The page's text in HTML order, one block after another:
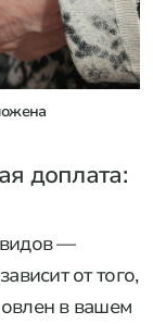
доплата:
—
от того,
в вашем